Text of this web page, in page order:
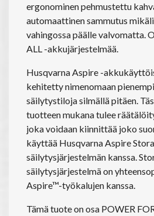
ergonominen pehmustettu
automaattinen sammutus
vahingossa päälle valvomatta.
ALL -akkujärjestelmää.
Husqvarna Aspire -
kehitetty nimenomaan
säilytystiloja silmällä pitäen.
tuotteen mukana tulee
joka voidaan kiinnittää joko
käyttää Husqvarna Aspire
säilytysjärjestelmän kanssa.
säilytysjärjestelmä on
Aspire™-työkalujen kanssa.
Tämä tuote on osa POWER